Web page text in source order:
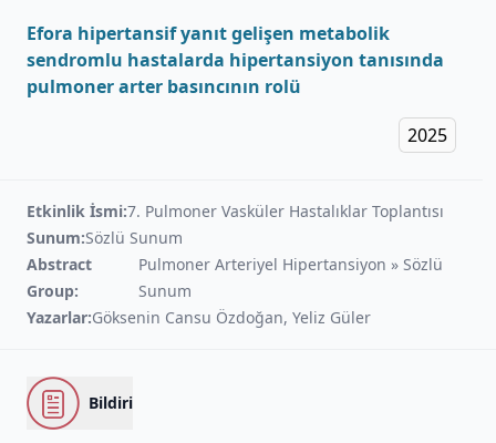
Efora hipertansif yanıt gelişen metabolik
sendromlu hastalarda hipertansiyon tanısında
pulmoner arter basıncının rolü
2025
Etkinlik İsmi:7. Pulmoner Vasküler Hastalıklar Toplantısı
Sunum:Sözlü Sunum
Abstract
Group:
Pulmoner Arteriyel Hipertansiyon » Sözlü
Sunum
Yazarlar:Göksenin Cansu Özdoğan, Yeliz Güler
Bildiri